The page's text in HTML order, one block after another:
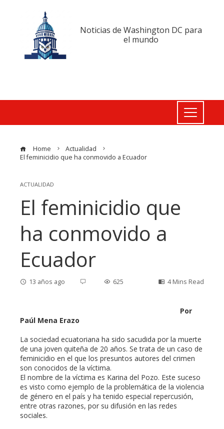
Noticias de Washington DC para
el mundo
Home
Actualidad
El feminicidio que ha conmovido a Ecuador
ACTUALIDAD
El feminicidio que
ha conmovido a
Ecuador
13 años ago 625 4 Mins Read
Por
Paúl Mena Erazo
La sociedad ecuatoriana ha sido sacudida por la muerte
de una joven quiteña de 20 años. Se trata de un caso de
feminicidio en el que los presuntos autores del crimen
son conocidos de la víctima.
El nombre de la víctima es Karina del Pozo. Este suceso
es visto como ejemplo de la problemática de la violencia
de género en el país y ha tenido especial repercusión,
entre otras razones, por su difusión en las redes
sociales.